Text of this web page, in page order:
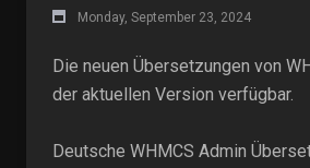
Monday, September 23, 2024
Die neuen Übersetzungen von
der aktuellen Version verfügbar.
Deutsche WHMCS Admin